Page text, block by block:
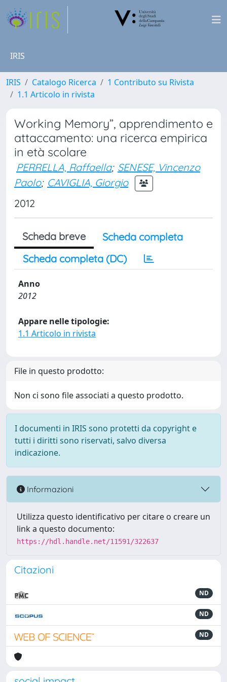
IRIS
IRIS Catalogo Ricerca
1 Contributo su Rivista
1.1 Articolo in rivista
Working Memory”, apprendimento e
attaccamento: una ricerca empirica
in età scolare
PERRELLA, Raffaella; SENESE, Vincenzo
Paolo; CAVIGLIA, Giorgio
2012
Scheda breve
Scheda completa
Scheda completa (DC)
Anno
2012
Appare nelle tipologie:
1.1 Articolo in rivista
File in questo prodotto:
Non ci sono file associati a questo prodotto.
I documenti in IRIS sono protetti da copyright e
tutti i diritti sono riservati, salvo diversa
indicazione.
Informazioni
Utilizza questo identificativo per citare o creare un
link a questo documento:
https://hdl.handle.net/11591/322637
Citazioni
ND
ND
ND